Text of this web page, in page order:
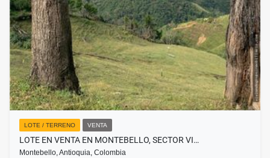
LOTE / TERRENO VENTA
LOTE EN VENTA EN MONTEBELLO, SECTOR VI…
Montebello, Antioquia, Colombia